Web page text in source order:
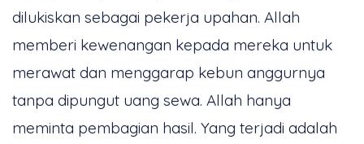
dilukiskan sebagai pekerja upahan. Allah
memberi kewenangan kepada mereka untuk
merawat dan menggarap kebun anggurnya
tanpa dipungut uang sewa. Allah hanya
meminta pembagian hasil. Yang terjadi adalah